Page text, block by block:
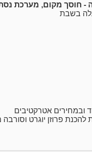
- חוסך מקום, מערכת
בשבת
ובמחירים אטרקטיבים
להכנת פרוזן יוגרט